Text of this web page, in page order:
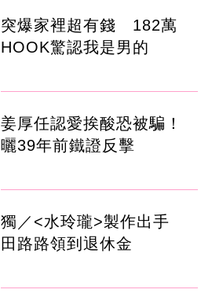
突爆家裡超有錢 182萬
HOOK驚認我是男的
姜厚任認愛挨酸恐被騙！
曬39年前鐵證反擊
獨／<水玲瓏>製作出手
田路路領到退休金